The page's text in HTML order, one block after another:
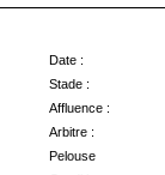
Date :
Stade :
Affluence :
Arbitre :
Pelouse